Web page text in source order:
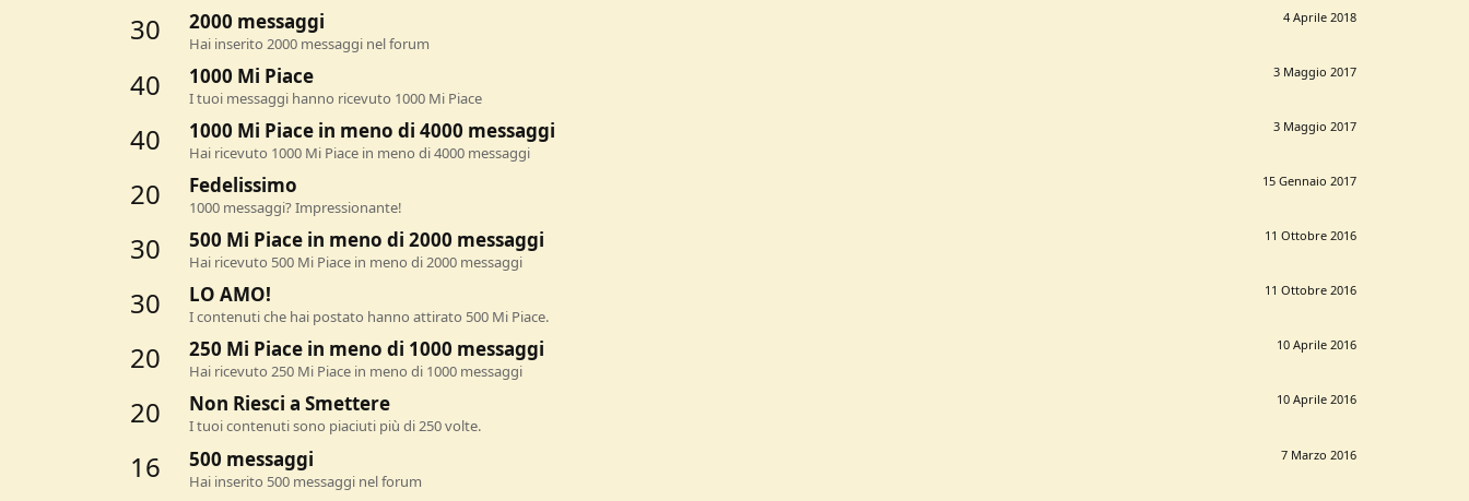
30 4 Aprile 2018
2000 messaggi
Hai inserito 2000 messaggi nel forum
40 3 Maggio 2017
1000 Mi Piace
I tuoi messaggi hanno ricevuto 1000 Mi Piace
40 3 Maggio 2017
1000 Mi Piace in meno di 4000 messaggi
Hai ricevuto 1000 Mi Piace in meno di 4000 messaggi
20 15 Gennaio 2017
Fedelissimo
1000 messaggi? Impressionante!
30 11 Ottobre 2016
500 Mi Piace in meno di 2000 messaggi
Hai ricevuto 500 Mi Piace in meno di 2000 messaggi
30 11 Ottobre 2016
LO AMO!
I contenuti che hai postato hanno attirato 500 Mi Piace.
20 10 Aprile 2016
250 Mi Piace in meno di 1000 messaggi
Hai ricevuto 250 Mi Piace in meno di 1000 messaggi
20 10 Aprile 2016
Non Riesci a Smettere
I tuoi contenuti sono piaciuti più di 250 volte.
16 7 Marzo 2016
500 messaggi
Hai inserito 500 messaggi nel forum